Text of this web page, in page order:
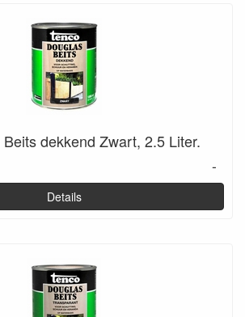
dekkend Zwart, 2.5 Liter.
-
Details